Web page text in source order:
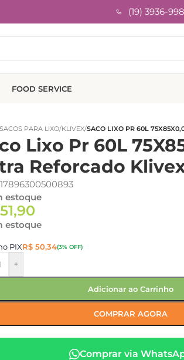
(19) 3936-
FOOD SERVICE
PARA LIXO/KLIVEX/SACO LIXO PR 60L
Lixo Pr 60L
Reforcado
17896300500893
estoque
estoque
PIXR$50,34(3% OFF)
+
Adicionar ao Carrinho
COMPRAR AGORA
Comprar via